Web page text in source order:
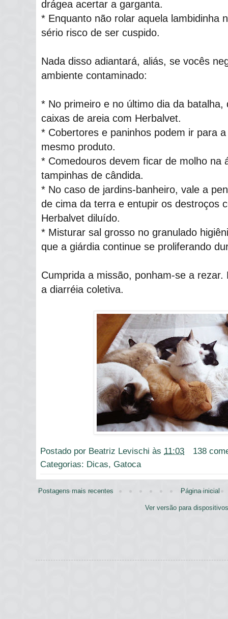
drágea acertar a garganta.
* Enquanto não rolar aquela lambidinha
sério risco de ser cuspido.
Nada disso adiantará, aliás, se vocês
ambiente contaminado:
* No primeiro e no último dia da batalha,
caixas de areia com Herbalvet.
* Cobertores e paninhos podem ir para
mesmo produto.
* Comedouros devem ficar de molho na
tampinhas de cândida.
* No caso de jardins-banheiro, vale a
de cima da terra e entupir os destroços
Herbalvet diluído.
* Misturar sal grosso no granulado
que a giárdia continue se proliferando
Cumprida a missão, ponham-se a
a diarréia coletiva.
Postado por Beatriz Levischi às 11:03
138
Categorias: Dicas, Gatoca
Postagens mais recentes Página inicial
Ver versão para